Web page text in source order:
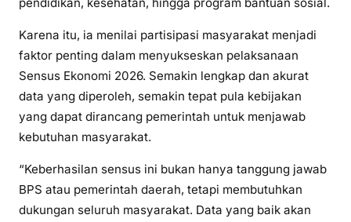
Karena itu, ia menilai partisipasi masyarakat menjadi
faktor penting dalam menyukseskan pelaksanaan
Sensus Ekonomi 2026. Semakin lengkap dan akurat
data yang diperoleh, semakin tepat pula kebijakan
yang dapat dirancang pemerintah untuk menjawab
kebutuhan masyarakat.
“Keberhasilan sensus ini bukan hanya tanggung jawab
BPS atau pemerintah daerah, tetapi membutuhkan
dukungan seluruh masyarakat. Data yang baik akan